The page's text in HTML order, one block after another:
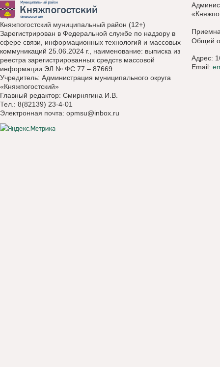
Княжпогостский муниципальный район (12+)
Зарегистрирован в Федеральной службе по надзору в
сфере связи, информационных технологий и массовых
коммуникаций 25.06.2024 г., наименование: выписка из
реестра зарегистрированных средств массовой
информации ЭЛ № ФС 77 – 87669
Учредитель: Администрация муниципального округа
«Княжпогостский»
Главный редактор: Смирнягина И.В.
Тел.: 8(82139) 23-4-01
Электронная почта: opmsu@inbox.ru
Общий
Адрес:
Email: